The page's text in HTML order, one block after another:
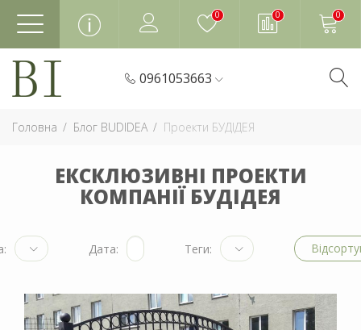
0 0 0
0961053663
Головна Блог BUDIDEA Проекти БУДІДЕЯ
ЕКСКЛЮЗИВНІ ПРОЕКТИ
КОМПАНІЇ БУДІДЕЯ
Дата: Теги: